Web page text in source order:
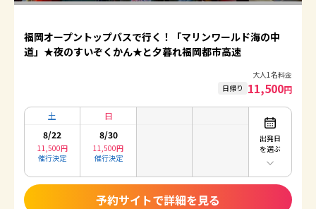
福岡オープントップバスで行く！「マリンワールド海の中
道」★夜のすいぞくかん★と夕暮れ福岡都市高速
大人1名料金
日帰り 11,500円
土
8/22
11,500円
催行決定
日
8/30
11,500円
催行決定
出発日
を選ぶ
予約サイトで詳細を見る